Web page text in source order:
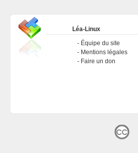
Léa-Linux
Équipe du site
Mentions légales
Faire un don